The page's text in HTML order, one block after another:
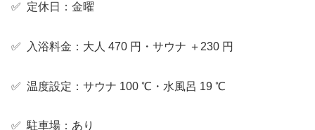
✅ 定休日：金曜
✅ 入浴料金：大人 470 円・サウナ ＋230 円
✅ 温度設定：サウナ 100 ℃・水風呂 19 ℃
✅ 駐車場：あり